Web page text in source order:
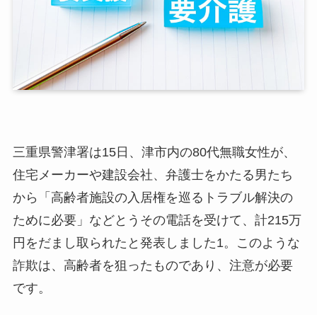
三重県警津署は15日、津市内の80代無職女性が、
住宅メーカーや建設会社、弁護士をかたる男たち
から「高齢者施設の入居権を巡るトラブル解決の
ために必要」などとうその電話を受けて、計215万
円をだまし取られたと発表しました1。このような
詐欺は、高齢者を狙ったものであり、注意が必要
です。